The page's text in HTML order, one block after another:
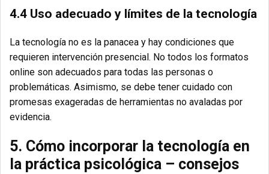
4.4 Uso adecuado y límites de la tecnología
La tecnología no es la panacea y hay condiciones que
requieren intervención presencial. No todos los formatos
online son adecuados para todas las personas o
problemáticas. Asimismo, se debe tener cuidado con
promesas exageradas de herramientas no avaladas por
evidencia.
5. Cómo incorporar la tecnología en
la práctica psicológica – consejos